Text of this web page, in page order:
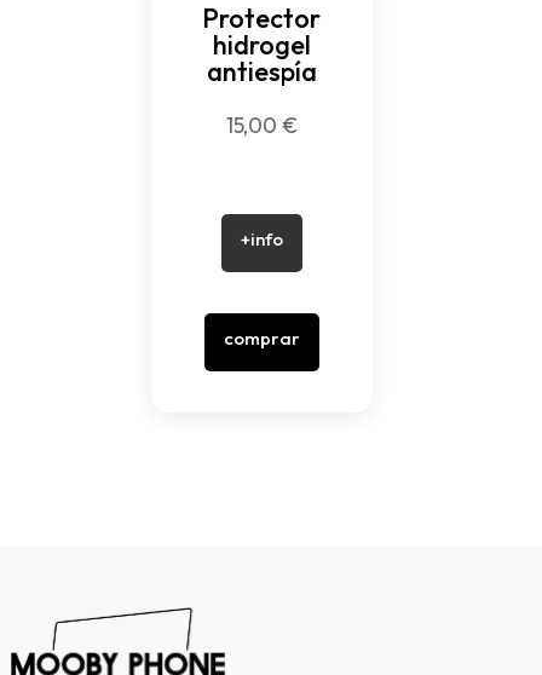
Protector
hidrogel
antiespía
15,00 €
+info
comprar